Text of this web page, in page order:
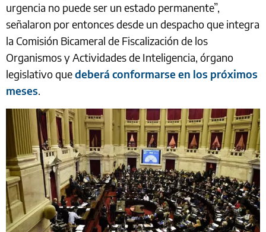
urgencia no puede ser un estado permanente”,
señalaron por entonces desde un despacho que integra
la Comisión Bicameral de Fiscalización de los
Organismos y Actividades de Inteligencia, órgano
legislativo quedeberá conformarse en los próximos
meses.